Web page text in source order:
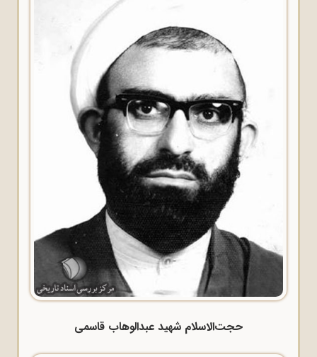
حجت‌الاسلام شهید عبدالوهاب قاسمی